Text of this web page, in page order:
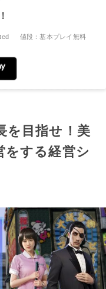
値段：基本プレイ無料
を目指せ！美
をする経営シ